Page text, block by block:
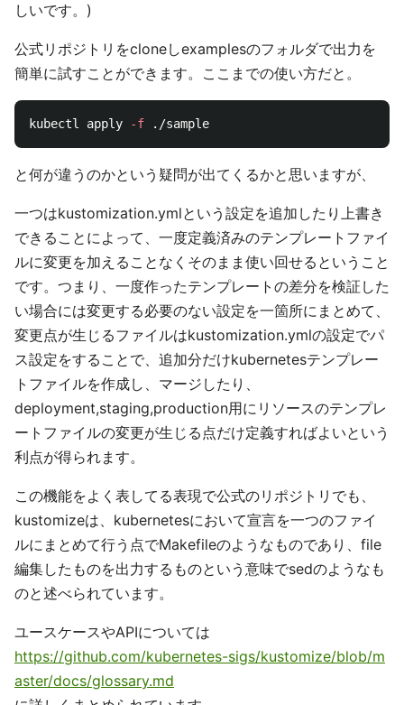
しいです。)
公式リポジトリをcloneしexamplesのフォルダで出力を
簡単に試すことができます。ここまでの使い方だと。
kubectl apply -f
と何が違うのかという疑問が出てくるかと思いますが、
一つはkustomization.ymlという設定を追加したり上書き
できることによって、一度定義済みのテンプレートファイ
ルに変更を加えることなくそのまま使い回せるということ
です。つまり、一度作ったテンプレートの差分を検証した
い場合には変更する必要のない設定を一箇所にまとめて、
変更点が生じるファイルはkustomization.ymlの設定でパ
ス設定をすることで、追加分だけkubernetesテンプレー
トファイルを作成し、マージしたり、
deployment,staging,production用にリソースのテンプレ
ートファイルの変更が生じる点だけ定義すればよいという
利点が得られます。
この機能をよく表してる表現で公式のリポジトリでも、
kustomizeは、kubernetesにおいて宣言を一つのファイ
ルにまとめて行う点でMakefileのようなものであり、file
編集したものを出力するものという意味でsedのようなも
のと述べられています。
ユースケースやAPIについては
https://github.com/kubernetes-sigs/kustomize/blob/m
aster/docs/glossary.md